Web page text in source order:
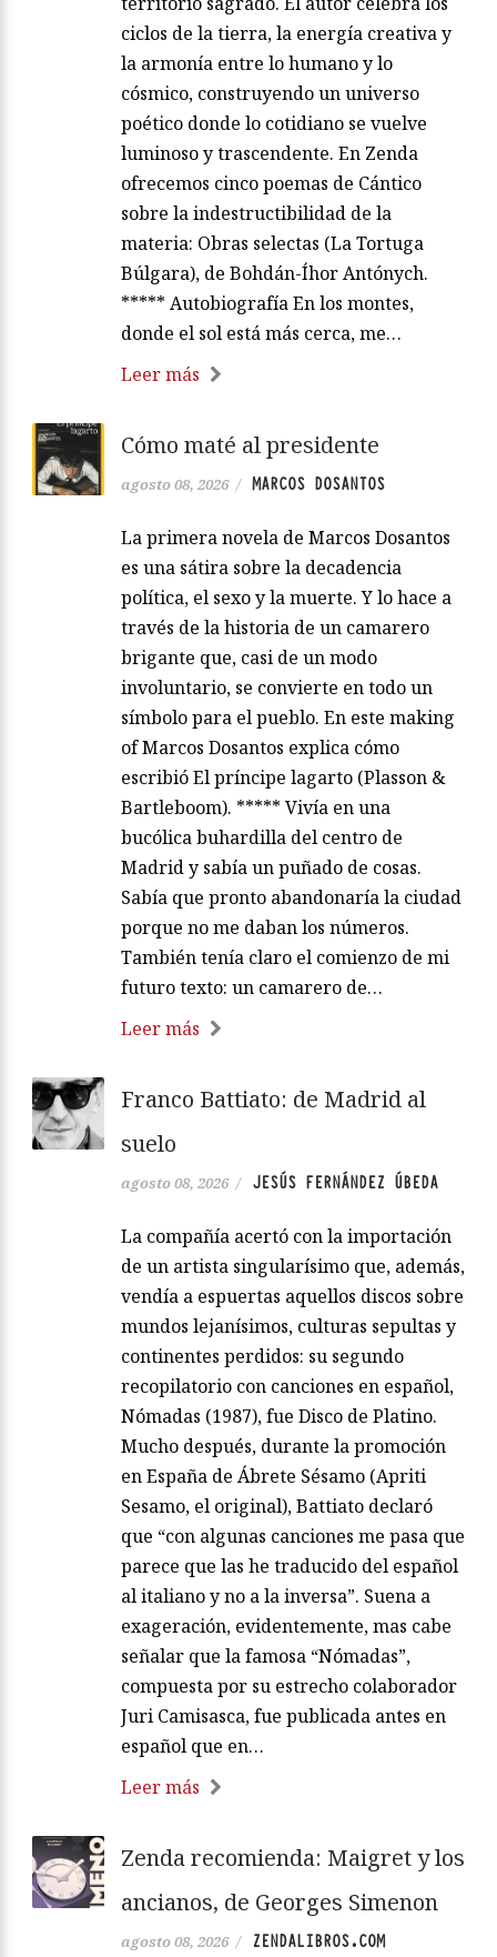
ciclos de la tierra, la energía creativa y
la armonía entre lo humano y lo
cósmico, construyendo un universo
poético donde lo cotidiano se vuelve
luminoso y trascendente. En Zenda
ofrecemos cinco poemas de Cántico
sobre la indestructibilidad de la
materia: Obras selectas (La Tortuga
Búlgara), de Bohdán-Íhor Antónych.
***** Autobiografía En los montes,
donde el sol está más cerca, me…
Leer más
Cómo maté al presidente
agosto 08, 2026 / MARCOS DOSANTOS
La primera novela de Marcos Dosantos
es una sátira sobre la decadencia
política, el sexo y la muerte. Y lo hace a
través de la historia de un camarero
brigante que, casi de un modo
involuntario, se convierte en todo un
símbolo para el pueblo. En este making
of Marcos Dosantos explica cómo
escribió El príncipe lagarto (Plasson &
Bartleboom). ***** Vivía en una
bucólica buhardilla del centro de
Madrid y sabía un puñado de cosas.
Sabía que pronto abandonaría la ciudad
porque no me daban los números.
También tenía claro el comienzo de mi
futuro texto: un camarero de…
Leer más
Franco Battiato: de Madrid al
suelo
agosto 08, 2026 / JESÚS FERNÁNDEZ ÚBEDA
La compañía acertó con la importación
de un artista singularísimo que, además,
vendía a espuertas aquellos discos sobre
mundos lejanísimos, culturas sepultas y
continentes perdidos: su segundo
recopilatorio con canciones en español,
Nómadas (1987), fue Disco de Platino.
Mucho después, durante la promoción
en España de Ábrete Sésamo (Apriti
Sesamo, el original), Battiato declaró
que “con algunas canciones me pasa que
parece que las he traducido del español
al italiano y no a la inversa”. Suena a
exageración, evidentemente, mas cabe
señalar que la famosa “Nómadas”,
compuesta por su estrecho colaborador
Juri Camisasca, fue publicada antes en
español que en…
Leer más
Zenda recomienda: Maigret y los
ancianos, de Georges Simenon
agosto 08, 2026 / ZENDALIBROS.COM